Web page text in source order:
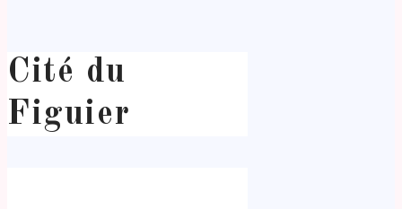
Cité du
Figuier